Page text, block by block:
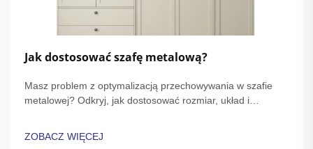
Jak dostosować szafę metalową?
Masz problem z optymalizacją przechowywania w szafie
metalowej? Odkryj, jak dostosować rozmiar, układ i
instalacji. Zacznij projektować swoje idealne rozwiązanie już
ZOBACZ WIĘCEJ